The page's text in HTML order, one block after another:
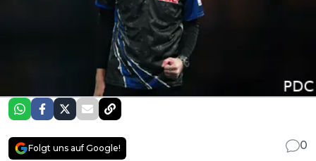
Folgt uns auf Google!
0